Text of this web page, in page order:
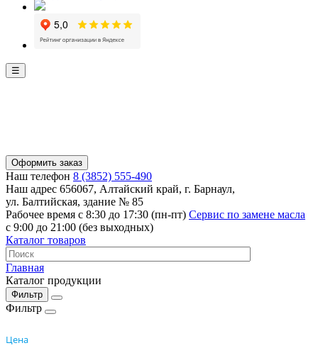
☰
Оформить заказ
Наш телефон 8 (3852) 555-490
Наш адрес 656067, Алтайский край, г. Барнаул,
ул. Балтийская, здание № 85
Рабочее время с 8:30 до 17:30 (пн-пт) Сервис по замене масла
с 9:00 до 21:00 (без выходных)
Каталог товаров
Главная
Каталог продукции
Фильтр
Фильтр
Цена